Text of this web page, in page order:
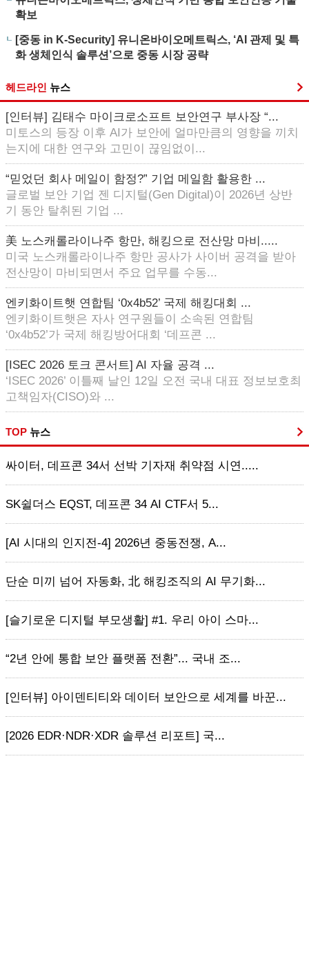
확보
[중동 in K-Security] 유니온바이오메트릭스, ‘AI 관제 및 특
화 생체인식 솔루션’으로 중동 시장 공략
헤드라인 뉴스
[인터뷰] 김태수 마이크로소프트 보안연구 부사장 “...
미토스의 등장 이후 AI가 보안에 얼마만큼의 영향을 끼치
는지에 대한 연구와 고민이 끊임없이...
“믿었던 회사 메일이 함정?” 기업 메일함 활용한 ...
글로벌 보안 기업 젠 디지털(Gen Digital)이 2026년 상반
기 동안 탈취된 기업 ...
美 노스캐롤라이나주 항만, 해킹으로 전산망 마비.....
미국 노스캐롤라이나주 항만 공사가 사이버 공격을 받아
전산망이 마비되면서 주요 업무를 수동...
엔키화이트햇 연합팀 ‘0x4b52’ 국제 해킹대회 ...
엔키화이트햇은 자사 연구원들이 소속된 연합팀
‘0x4b52’가 국제 해킹방어대회 ‘데프콘 ...
[ISEC 2026 토크 콘서트] AI 자율 공격 ...
‘ISEC 2026’ 이틀째 날인 12일 오전 국내 대표 정보보호최
고책임자(CISO)와 ...
TOP 뉴스
싸이터, 데프콘 34서 선박 기자재 취약점 시연.....
SK쉴더스 EQST, 데프콘 34 AI CTF서 5...
[AI 시대의 인지전-4] 2026년 중동전쟁, A...
단순 미끼 넘어 자동화, 北 해킹조직의 AI 무기화...
[슬기로운 디지털 부모생활] #1. 우리 아이 스마...
“2년 안에 통합 보안 플랫폼 전환”... 국내 조...
[인터뷰] 아이덴티티와 데이터 보안으로 세계를 바꾼...
[2026 EDR·NDR·XDR 솔루션 리포트] 국...